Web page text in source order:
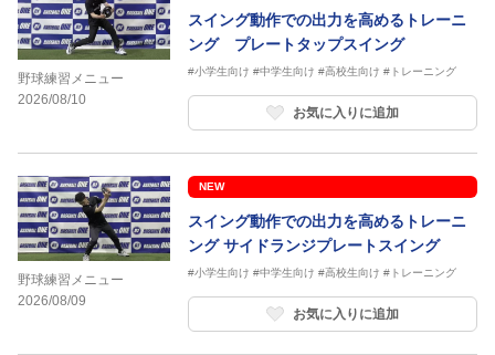
野球練習メニュー
2026/08/10
スイング動作での出力を高めるトレーニ
ング プレートタップスイング
#小学生向け #中学生向け #高校生向け #トレーニング
お気に入りに追加
野球練習メニュー
2026/08/09
NEW
スイング動作での出力を高めるトレーニ
ング サイドランジプレートスイング
#小学生向け #中学生向け #高校生向け #トレーニング
お気に入りに追加